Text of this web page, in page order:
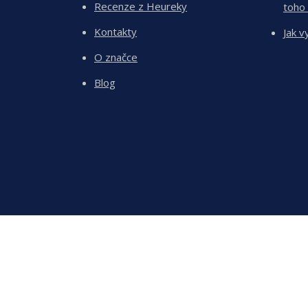
Recenze z Heureky
Kontakty
O značce
Blog
toho
Jak